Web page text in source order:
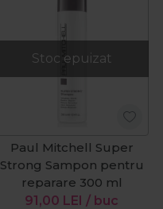
Stoc epuizat
Paul Mitchell Super
Strong Sampon pentru
reparare 300 ml
91,00 LEI / buc